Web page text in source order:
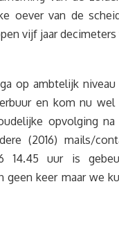
oever van de
vijf jaar
op ambtelijk niveau
en kom nu
opvolging
(2016) mails/
14.45 uur is
geen keer maar we